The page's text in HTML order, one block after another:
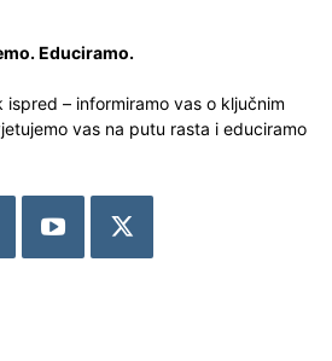
Educiramo.
ispred – informiramo vas o ključnim
vas na putu rasta i educiramo